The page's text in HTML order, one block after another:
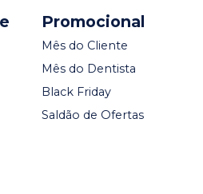
Promocional
Mês do Cliente
Mês do Dentista
Black Friday
Saldão de Ofertas